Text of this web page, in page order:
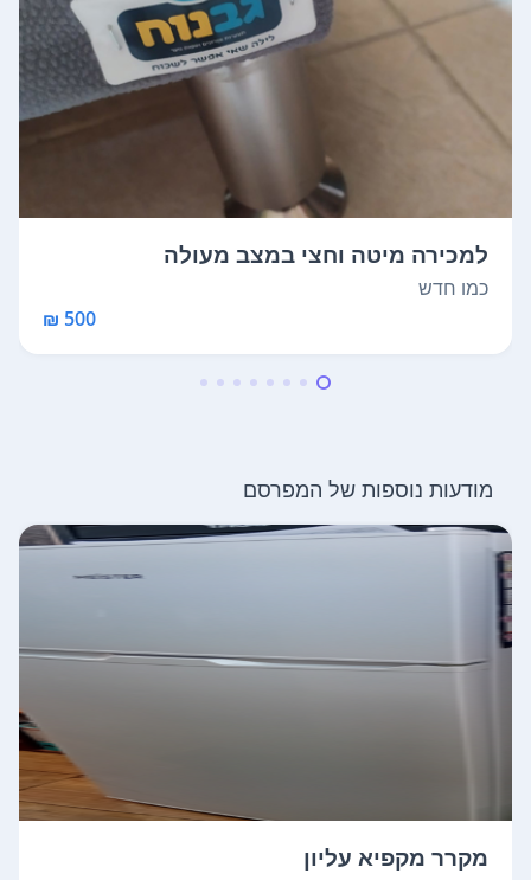
למכירה מיטה וחצי במצב מעולה
כמו חדש
500 ₪
מודעות נוספות של המפרסם
מקרר מקפיא עליון